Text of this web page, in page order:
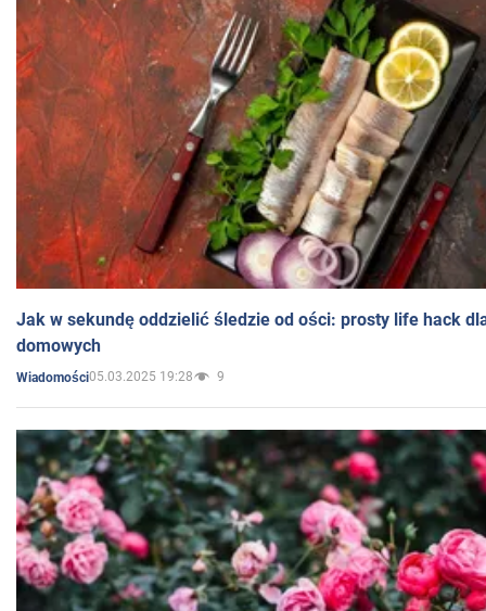
Jak w sekundę oddzielić śledzie od ości: prosty life hack
domowych
Wiadomości05.03.2025 19:28 9